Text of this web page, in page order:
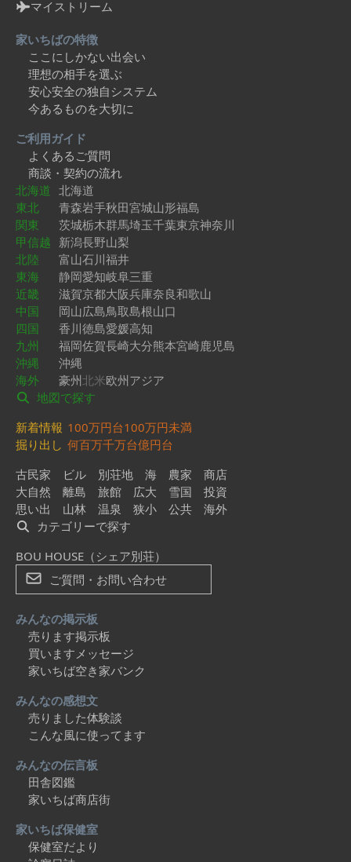
マイストリーム
家いちばの特徴
ここにしかない出会い
理想の相手を選ぶ
安心安全の独自システム
今あるものを大切に
ご利用ガイド
よくあるご質問
商談・契約の流れ
北海道 北海道
東北
青森岩手秋田宮城山形福島
関東
茨城栃木群馬埼玉千葉東京神奈川
甲信越 新潟長野山梨
北陸
富山石川福井
東海
静岡愛知岐阜三重
近畿
滋賀京都大阪兵庫奈良和歌山
中国
岡山広島鳥取島根山口
四国
香川徳島愛媛高知
九州
福岡佐賀長崎大分熊本宮崎鹿児島
沖縄
沖縄
海外
豪州北米欧州アジア
地図で探す
新着情報 100万円台100万円未満
掘り出し 何百万千万台億円台
古民家
ビル 別荘地 海 農家
商店
大自然
離島 旅館 広大 雪国
投資
思い出
山林 温泉 狭小 公共
海外
カテゴリーで探す
BOU HOUSE（シェア別荘）
ご質問・お問い合わせ
みんなの掲示板
売ります掲示板
買いますメッセージ
家いちば空き家バンク
みんなの感想文
売りました体験談
こんな風に使ってます
みんなの伝言板
田舎図鑑
家いちば商店街
家いちば保健室
保健室だより